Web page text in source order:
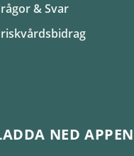
& Svar
NED